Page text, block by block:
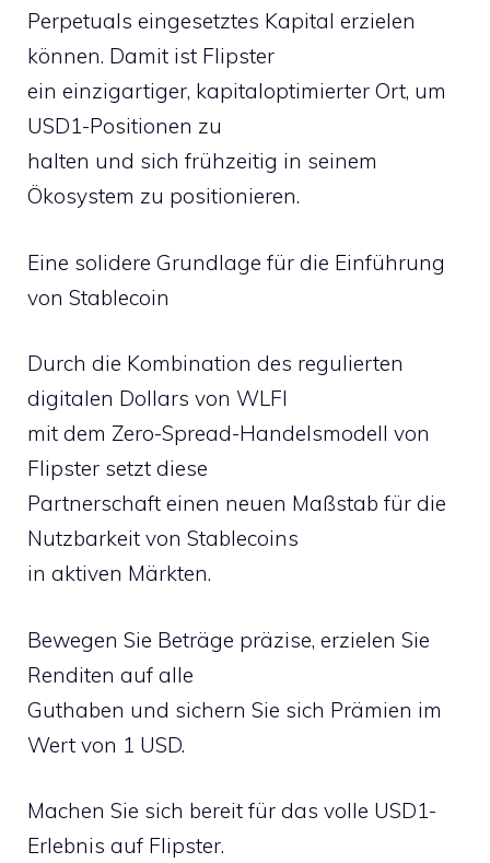
Perpetuals eingesetztes Kapital erzielen
können. Damit ist Flipster
ein einzigartiger, kapitaloptimierter Ort, um
USD1-Positionen zu
halten und sich frühzeitig in seinem
Ökosystem zu positionieren.
Eine solidere Grundlage für die Einführung
von Stablecoin
Durch die Kombination des regulierten
digitalen Dollars von WLFI
mit dem Zero-Spread-Handelsmodell von
Flipster setzt diese
Partnerschaft einen neuen Maßstab für die
Nutzbarkeit von Stablecoins
in aktiven Märkten.
Bewegen Sie Beträge präzise, erzielen Sie
Renditen auf alle
Guthaben und sichern Sie sich Prämien im
Wert von 1 USD.
Machen Sie sich bereit für das volle USD1-
Erlebnis auf Flipster.